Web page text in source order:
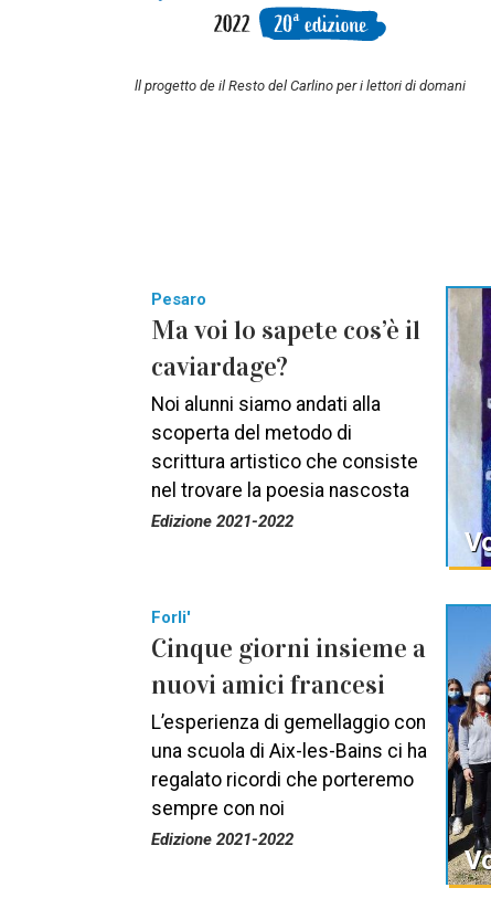
ll progetto de il Resto del Carlino per i lettori di domani
Pesaro
Ma voi lo sapete cos’è il
caviardage?
Noi alunni siamo andati alla
scoperta del metodo di
scrittura artistico che consiste
nel trovare la poesia nascosta
Edizione 2021-2022
Forli'
Cinque giorni insieme a
nuovi amici francesi
L’esperienza di gemellaggio con
una scuola di Aix-les-Bains ci ha
regalato ricordi che porteremo
sempre con noi
Edizione 2021-2022